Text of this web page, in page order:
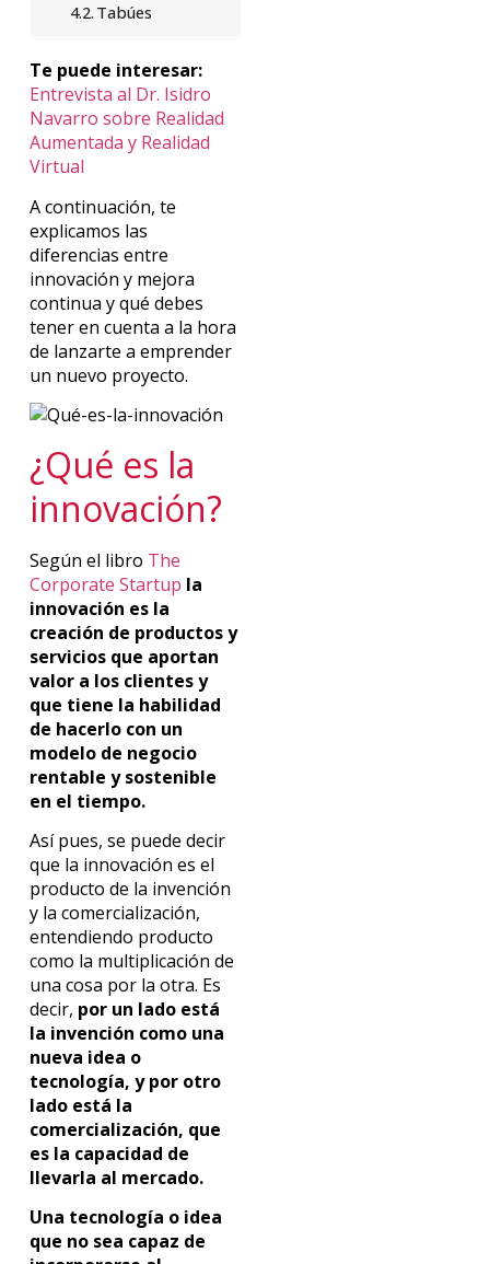
Tabúes
Te puede interesar:
Entrevista al Dr. Isidro
Navarro sobre Realidad
Aumentada y Realidad
Virtual
A continuación, te
explicamos las
diferencias entre
innovación y mejora
continua y qué debes
tener en cuenta a la hora
de lanzarte a emprender
un nuevo proyecto.
¿Qué es la
innovación?
Según el libro The
Corporate Startup la
innovación es la
creación de productos y
servicios que aportan
valor a los clientes y
que tiene la habilidad
de hacerlo con un
modelo de negocio
rentable y sostenible
en el tiempo.
Así pues, se puede decir
que la innovación es el
producto de la invención
y la comercialización,
entendiendo producto
como la multiplicación de
una cosa por la otra. Es
decir, por un lado está
la invención como una
nueva idea o
tecnología, y por otro
lado está la
comercialización, que
es la capacidad de
llevarla al mercado.
Una tecnología o idea
que no sea capaz de